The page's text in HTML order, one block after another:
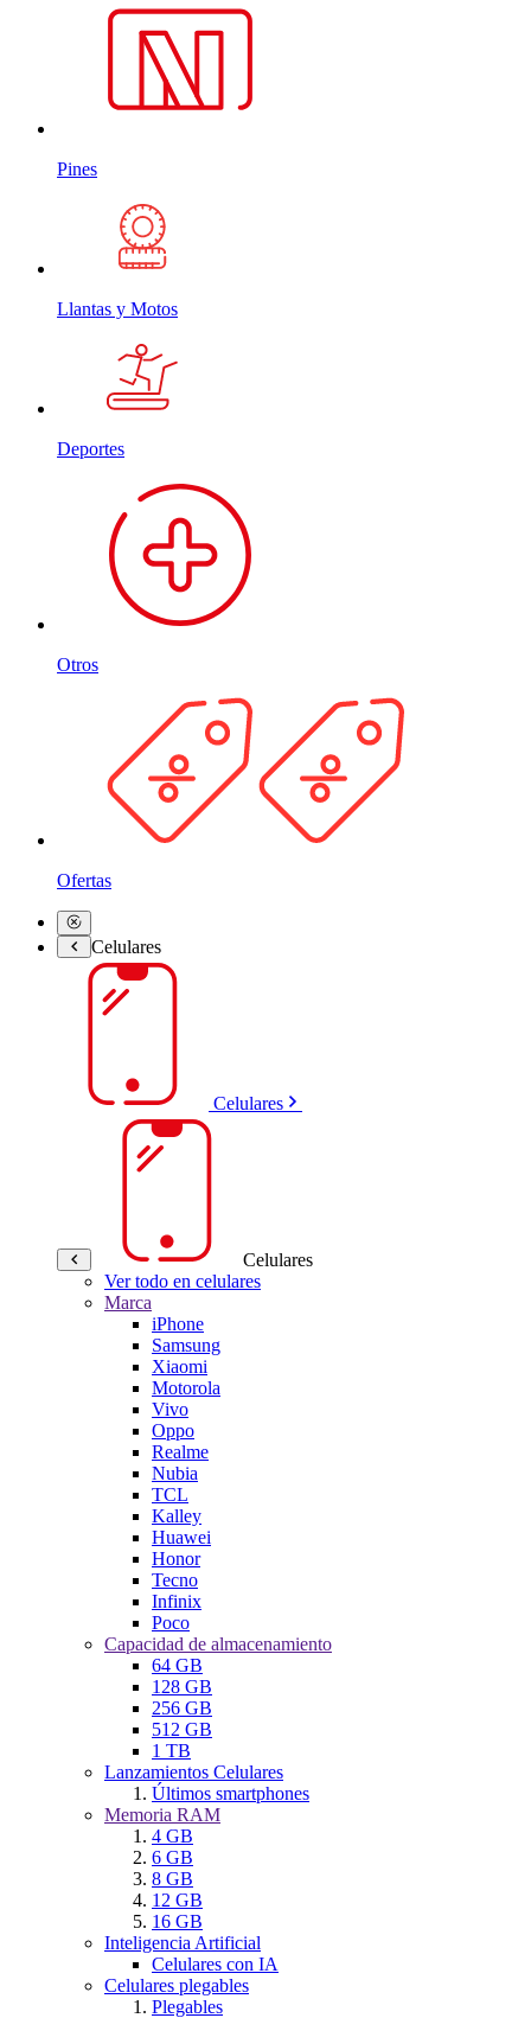
Pines
Llantas y Motos
Deportes
Otros
Ofertas
Celulares
Celulares
Celulares
Ver todo en celulares
Marca
iPhone
Samsung
Xiaomi
Motorola
Vivo
Oppo
Realme
Nubia
TCL
Kalley
Huawei
Honor
Tecno
Infinix
Poco
Capacidad de almacenamiento
64 GB
128 GB
256 GB
512 GB
1 TB
Lanzamientos Celulares
Últimos smartphones
Memoria RAM
4 GB
6 GB
8 GB
12 GB
16 GB
Inteligencia Artificial
Celulares con IA
Celulares plegables
Plegables